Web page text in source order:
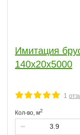
Имитация
140x20x5000
1
Кол-во, м2